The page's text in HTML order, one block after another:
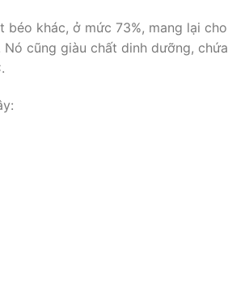
khác, ở mức 73%, mang lại cho
cũng giàu chất dinh dưỡng, chứa